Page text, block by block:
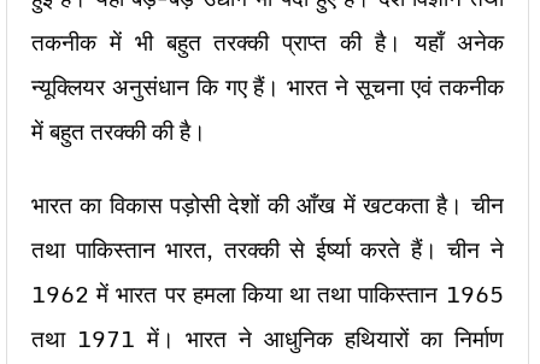
तकनीक में भी बहुत तरक्की प्राप्त की है। यहाँ अनेक
न्यूक्लियर अनुसंधान कि गए हैं। भारत ने सूचना एवं तकनीक
में बहुत तरक्की की है।
भारत का विकास पड़ोसी देशों की आँख में खटकता है। चीन
तथा पाकिस्तान भारत, तरक्की से ईर्ष्या करते हैं। चीन ने
1962 में भारत पर हमला किया था तथा पाकिस्तान 1965
तथा 1971 में। भारत ने आधुनिक हथियारों का निर्माण